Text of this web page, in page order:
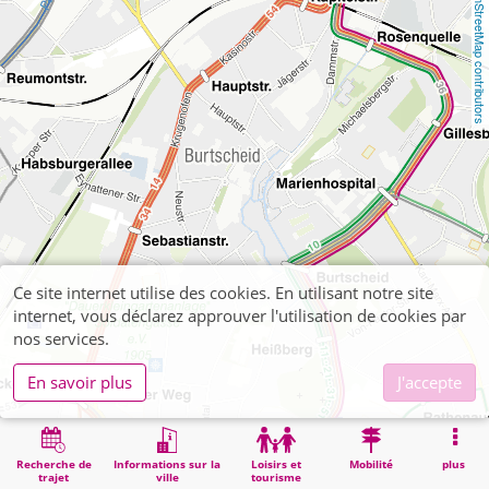
OpenStreetMap contributors
Recherche de
trajet
Informations sur la
ville
Loisirs et
tourisme
Mobilité plus
Ce site internet utilise des cookies. En utilisant notre site
internet, vous déclarez approuver l'utilisation de cookies par
nos services.
En savoir plus
J'accepte